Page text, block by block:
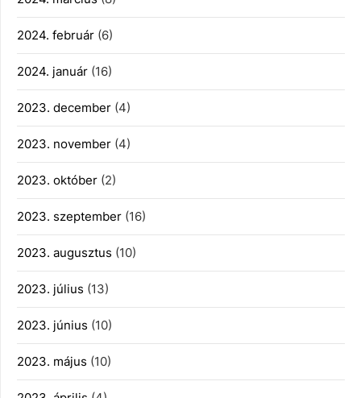
2024. február (6)
2024. január (16)
2023. december (4)
2023. november (4)
2023. október (2)
2023. szeptember (16)
2023. augusztus (10)
2023. július (13)
2023. június (10)
2023. május (10)